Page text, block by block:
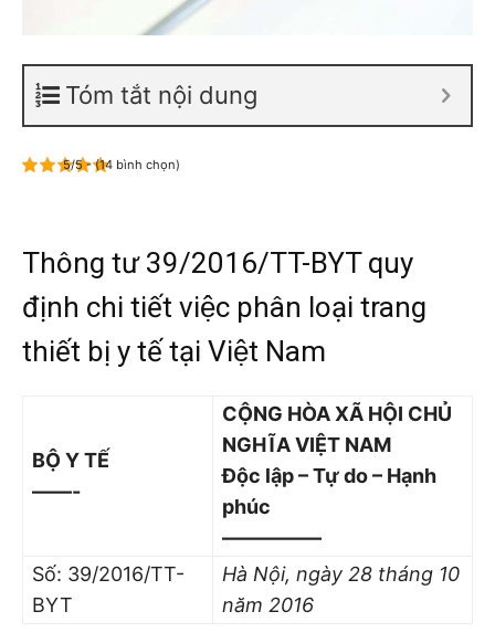
Tóm tắt nội dung
5/5 - (14 bình chọn)
Thông tư 39/2016/TT-BYT quy
định chi tiết việc phân loại trang
thiết bị y tế tại Việt Nam
BỘY TẾ
——-
CỘNG HÒA XÃ HỘI CHỦ
NGHĨA VIỆT NAM
Độc lập – Tự do – Hạnh
phúc
—————
Số: 39/2016/TT-
BYT
Hà Nội, ngày 28 tháng 10
năm 2016